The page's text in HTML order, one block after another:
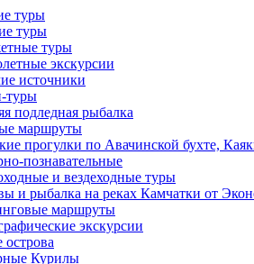
туры
туры
туры
экскурсии
источники
туры
подледная рыбалка
маршруты
прогулки по Авачинской бухте,
познавательные
и вездеходные туры
и рыбалка на реках Камчатки от
маршруты
экскурсии
острова
Курилы